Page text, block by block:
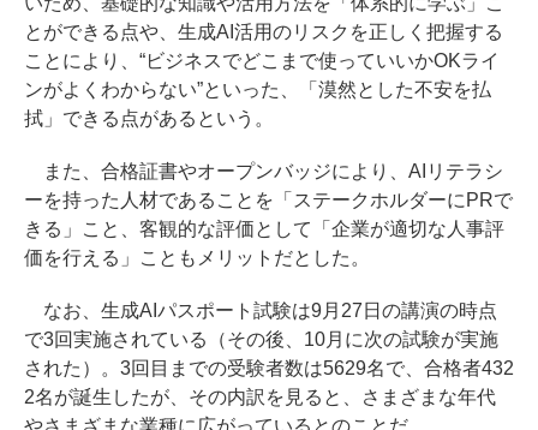
とができる点や、生成AI活用のリスクを正しく把握する
ことにより、“ビジネスでどこまで使っていいかOKライ
ンがよくわからない”といった、「漠然とした不安を払
拭」できる点があるという。
また、合格証書やオープンバッジにより、AIリテラシ
ーを持った人材であることを「ステークホルダーにPRで
きる」こと、客観的な評価として「企業が適切な人事評
価を行える」こともメリットだとした。
なお、生成AIパスポート試験は9月27日の講演の時点
で3回実施されている（その後、10月に次の試験が実施
された）。3回目までの受験者数は5629名で、合格者432
2名が誕生したが、その内訳を見ると、さまざまな年代
やさまざまな業種に広がっているとのことだ。